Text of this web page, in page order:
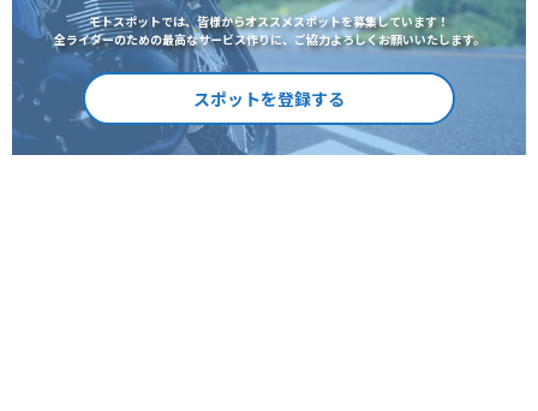
モトスポットでは、皆様からオススメスポットを募集しています！
全ライダーのための最高なサービス作りに、ご協力よろしくお願いいたします。
スポットを登録する